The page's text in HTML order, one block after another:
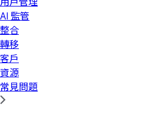
AI 監管
整合
轉移
客戶
資源
常見問題